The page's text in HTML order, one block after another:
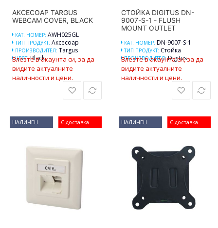
АКСЕСОАР TARGUS
WEBCAM COVER, BLACK
КАТ. НОМЕР: AWH025GL
ТИП ПРОДУКТ: Аксесоар
ПРОИЗВОДИТЕЛ: Targus
ЦВЯТ:Black
Влезте в акаунта си, за да
видите актуалните
наличности и цени.
СТОЙКА DIGITUS DN-
9007-S-1 - FLUSH
MOUNT OUTLET
КАТ. НОМЕР: DN-9007-S-1
ТИП ПРОДУКТ: Стойка
ПРОИЗВОДИТЕЛ:Digitus
Влезте в акаунта си, за да
видите актуалните
наличности и цени.
С доставка
НАЛИЧЕН С доставка
НАЛИЧЕН